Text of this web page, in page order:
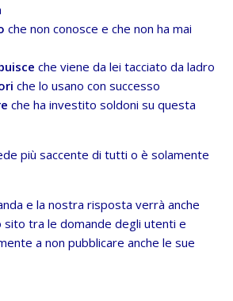
che non conosce e che non ha mai
che viene da lei tacciato da ladro
che lo usano con successo
che ha investito soldoni su questa
più saccente di tutti o è solamente
e la nostra risposta verrà anche
sito tra le domande degli utenti e
a non pubblicare anche le sue